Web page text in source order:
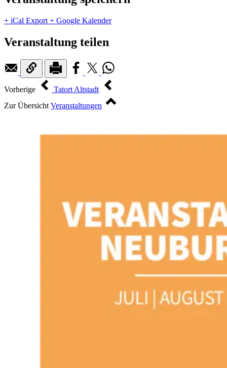
+ iCal Export + Google Kalender
Veranstaltung teilen
Vorherige
Tatort Altstadt
Zur Übersicht Veranstaltungen